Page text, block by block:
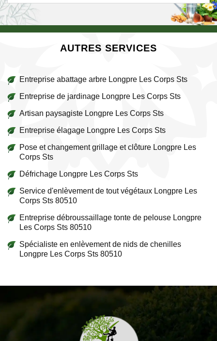
AUTRES SERVICES
Entreprise abattage arbre Longpre Les Corps Sts
Entreprise de jardinage Longpre Les Corps Sts
Artisan paysagiste Longpre Les Corps Sts
Entreprise élagage Longpre Les Corps Sts
Pose et changement grillage et clôture Longpre Les
Corps Sts
Défrichage Longpre Les Corps Sts
Service d'enlèvement de tout végétaux Longpre Les
Corps Sts 80510
Entreprise débroussaillage tonte de pelouse Longpre
Les Corps Sts 80510
Spécialiste en enlèvement de nids de chenilles
Longpre Les Corps Sts 80510